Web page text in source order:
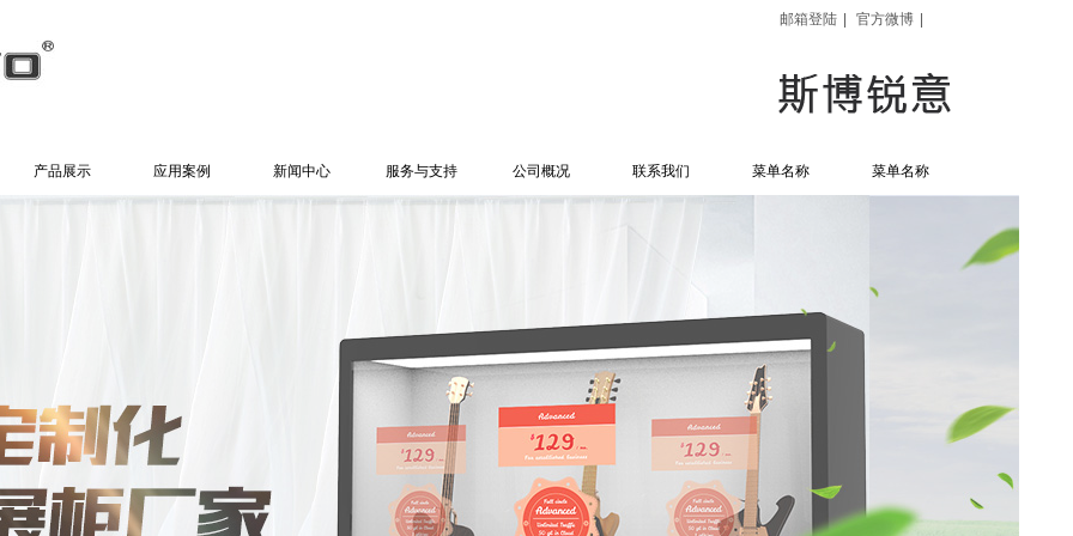
邮箱登陆 官方微博
产品展示 应用案例 新闻中心 服务与支持 公司概况 联系我们 菜单名称 菜单名称